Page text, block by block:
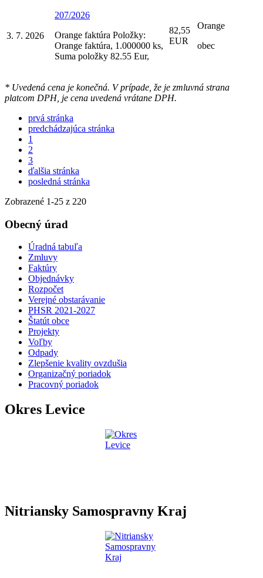
3. 7. 2026
207/2026
Orange faktúra Položky:
Orange faktúra, 1.000000 ks,
Suma položky 82.55 Eur,
82,55
EUR
Orange
obec
* Uvedená cena je konečná. V prípade, že je zmluvná strana
platcom DPH, je cena uvedená vrátane DPH.
prvá stránka
predchádzajúca stránka
1
2
3
ďalšia stránka
posledná stránka
Zobrazené 1-25 z 220
Obecný úrad
Úradná tabuľa
Zmluvy
Faktúry
Objednávky
Rozpočet
Verejné obstarávanie
PHSR 2021-2027
Štatút obce
Projekty
Voľby
Odpady
Zlepšenie kvality ovzdušia
Organizačný poriadok
Pracovný poriadok
Okres Levice
Nitriansky Samospravny Kraj